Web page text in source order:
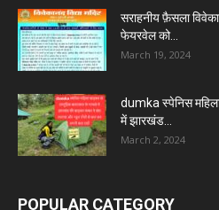
सराहनीय फ़ैसला
फेयरवेल को...
March 19, 2024
dumka स्पेनिस
में झारखंड...
March 2, 2024
POPULAR CATEGORY